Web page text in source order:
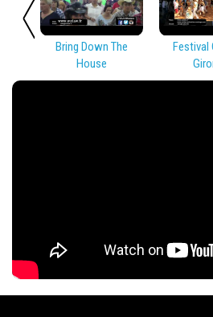
Bring Down The
House
Festival